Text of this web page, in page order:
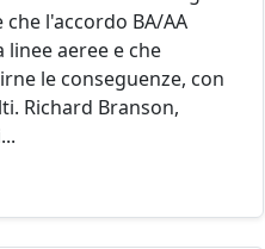
l'accordo BA/AA
aeree e che
le conseguenze, con
Richard Branson,